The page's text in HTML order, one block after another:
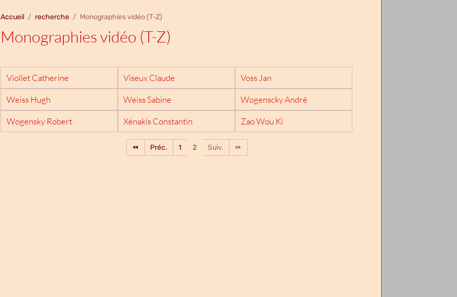
Accueil recherche Monographies vidéo (T-Z)
Monographies vidéo (T-Z)
Viollet Catherine Viseux Claude Voss Jan
Weiss Hugh Weiss Sabine Wogenscky André
Wogensky Robert Xénakis Constantin Zao Wou Ki
Préc. 1 2 Suiv.